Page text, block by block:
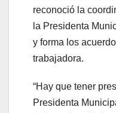
reconoció la
la Presidenta
y forma los
trabajadora.
“Hay que tener
Presidenta